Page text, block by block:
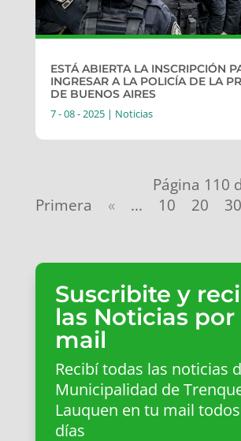
ESTÁ ABIERTA LA INSCRIPCIÓN
INGRESAR A LA POLICÍA DE LA
DE BUENOS AIRES
7 - 08 - 2025| Noticias
Página 110
Primera
« ... 10 20 30
Suscribite y
las Noticias por
mail
Recibí todas las noticias
Municipalidad de
Lauquen en tu mail
días